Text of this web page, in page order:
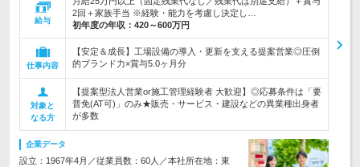
給与
2回＋家族手当 ※経験・能力を考慮し決定し…
初年度の年収： 420～600万円
仕事内容
【安定＆成長】工場設備の導入・更新を支える提案営業◎圧倒
的ブランド力×賞与5.0ヶ月分
対象と
なる方
【提案型法人営業or施工管理経験者 大歓迎】◎応募条件は「要
普免(AT可)」のみ★販売・サービス・建設などの異業種出身者
が多数
企業データ
設立：1967年4月／従業員数：60人／本社所在地：東